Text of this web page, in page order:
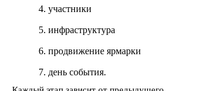
участники
инфраструктура
продвижение ярмарки
день события.